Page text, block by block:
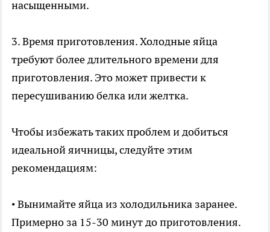
насыщенными.
3. Время приготовления. Холодные яйца
требуют более длительного времени для
приготовления. Это может привести к
пересушиванию белка или желтка.
Чтобы избежать таких проблем и добиться
идеальной яичницы, следуйте этим
рекомендациям:
• Вынимайте яйца из холодильника заранее.
Примерно за 15-30 минут до приготовления.